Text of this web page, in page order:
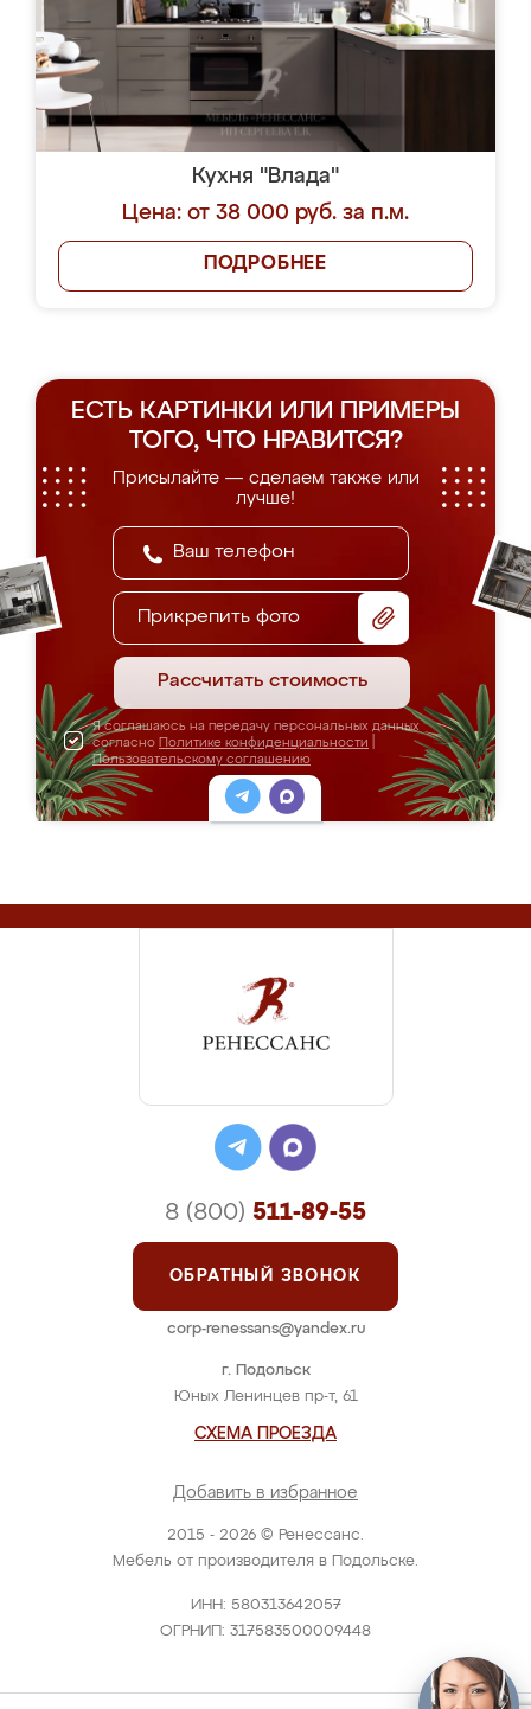
Кухня "Влада"
Цена: от 38 000 руб. за п.м.
ПОДРОБНЕЕ
ЕСТЬ КАРТИНКИ ИЛИ ПРИМЕРЫ
ТОГО, ЧТО НРАВИТСЯ?
Присылайте — сделаем также или
лучше!
Прикрепить фото
Рассчитать стоимость
Я соглашаюсь на передачу персональных данных
согласно Политике конфиденциальности
Пользовательскому соглашению
2015 - 2026 © Ренессанс.
Мебель от производителя в Подольске.
ИНН: 580313642057
ОГРНИП: 317583500009448
г. Подольск
Юных Ленинцев пр-т, 61
СХЕМА ПРОЕЗДА
Добавить в избранное
8 (800) 511-89-55
ОБРАТНЫЙ ЗВОНОК
corp-renessans@yandex.ru